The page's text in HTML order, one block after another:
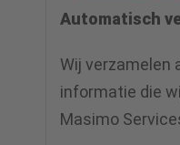
Automatisch
Wij
informatie die
Masimo